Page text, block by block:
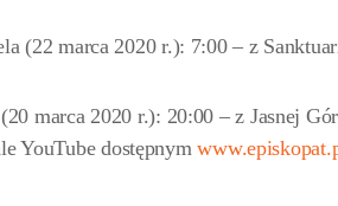
(22 marca 2020 r.): 7:00 – z
marca 2020 r.): 20:00 – z Jasnej
YouTube dostępnym